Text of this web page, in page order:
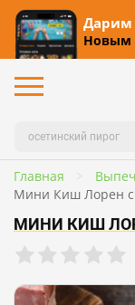
Дарим
Новым
Главная
Мини Киш Лорен с
МИНИ КИШ